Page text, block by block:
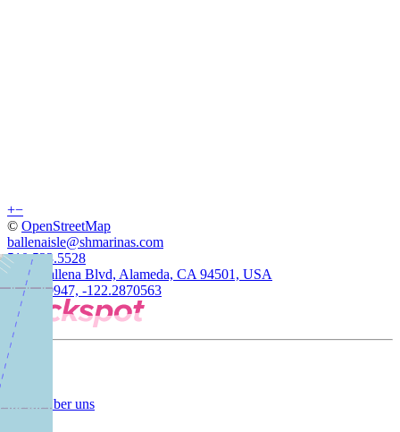
+−
© OpenStreetMap
ballenaisle@shmarinas.com
510.523.5528
1150 Ballena Blvd, Alameda, CA 94501, USA
37.7670947, -122.2870563
Über uns